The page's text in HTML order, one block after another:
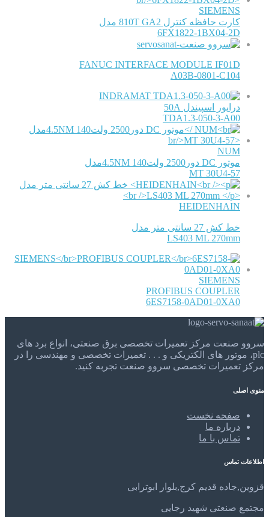
SIEMENS
کارت حافظه کنترل 810T GA2 مدل
6FX1822-1BX04-2D
FANUC INTERFACE MODULE IF01D
A03B-0801-C104
INDRAMAT
درایور اسپیندل 50A
TDA1.3-050-3-A00
NUM
موتور DC دور2500 ولت140 4.5NMمدل
MT 30U4-57
HEIDENHAIN
خط کش 27 سانتی متر مدل
LS403 ML 270mm
SIEMENS
PROFIBUS COUPLER
6ES7158-0AD01-0XA0
سروو صنعت مرکز تعمیرات تخصصی برق صنعتی، انواع برد های
plc، موتور های الکتریکی و . . . تعمیرات تخصصی و مهندسی را در
مرکز تعمیرات تخصصی سروو صنعت تجربه کنید.
منوی اصلی
صفحه نخست
درباره ما
تماس با ما
اطلاعات تماس
قزوین,جاده قدیم کرج,بلوار ابوترابی
مجتمع صنعتی شهید رجایی